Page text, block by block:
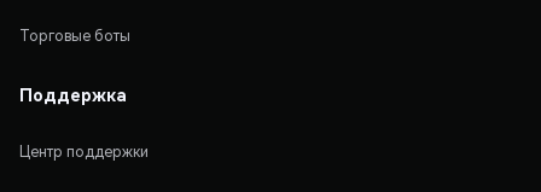
Торговые боты
Поддержка
Центр поддержки